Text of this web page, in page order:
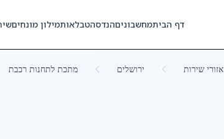
דף הביתמחשבוניםהנדסהטבלאותמילון מונחים
אזורי שירות ירושלים מתכת לתחנות רכבת